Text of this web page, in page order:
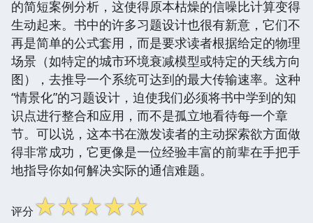
的简短案例分析，这使得原本枯燥的信噪比计算变得
生动起来。书中的许多习题设计也很有新意，它们不
再是简单的公式套用，而是要求读者根据给定的物理
场景（如特定的城市环境衰减模型或特定的天线方向
图），去推导一个系统可达到的最大传输速率。这种
“情景化”的习题设计，迫使我们必须将书中学到的知
识点进行整合和应用，而不是孤立地看待每一个章
节。可以说，这本书在激发读者的主动探索欲方面做
得非常成功，它更像是一位经验丰富的前辈在手把手
地指导你如何解决实际的通信难题。
评分☆☆☆☆☆